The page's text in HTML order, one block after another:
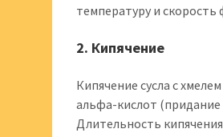
температуру и
2. Кипячение
Кипячение сусла с
альфа-кислот (придание
Длительность